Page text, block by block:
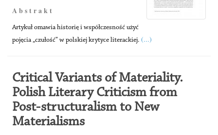
A b s t r a k t
Artykuł omawia historię i współczesność użyć
pojęcia „czułość” w polskiej krytyce literackiej. (...)
Critical Variants of Materiality.
Polish Literary Criticism from
Post-structuralism to New
Materialisms